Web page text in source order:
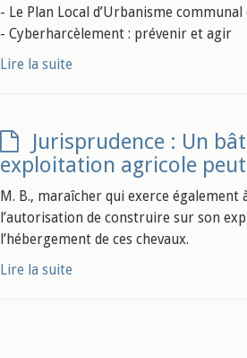
- Le Plan Local d’Urbanisme
- Cyberharcèlement : prévenir et agir
Lire la suite
Jurisprudence : Un
exploitation agricole
M. B., maraîcher qui exerce
l’autorisation de construire sur son
l’hébergement de ces chevaux.
Lire la suite